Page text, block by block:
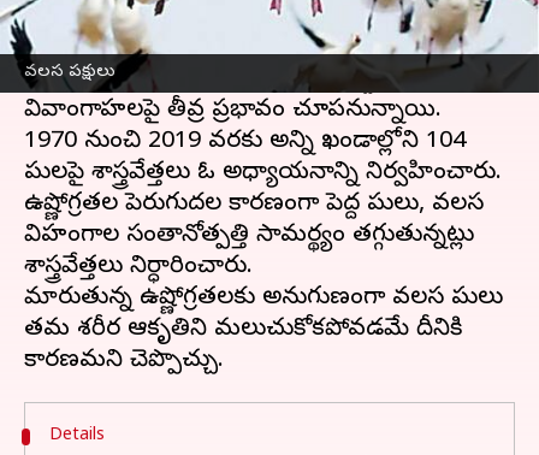
వలస పక్షులు
వలస పక్షుల మనుగడపై వాతావరణ మార్పులు
ఎక్కువగా ప్రభావం చూపనున్నాయని పరిశోధకులు
ధ్రువీకరించారు. ఇవి పరిమాణంలో పెద్దగా ఉండే
వివాంగాహలపై తీవ్ర ప్రభావం చూపనున్నాయి.
1970 నుంచి 2019 వరకు అన్ని ఖండాల్లోని 104
పక్షులపై శాస్త్రవేత్తలు ఓ అధ్యాయనాన్ని నిర్వహించారు.
ఉష్ణోగ్రతల పెరుగుదల కారణంగా పెద్ద పక్షులు, వలస
విహంగాల సంతానోత్పత్తి సామర్థ్యం తగ్గుతున్నట్లు
శాస్త్రవేత్తలు నిర్ధారించారు.
మారుతున్న ఉష్ణోగ్రతలకు అనుగుణంగా వలస పక్షులు
తమ శరీర ఆకృతిని మలుచుకోకపోవడమే దీనికి
Details